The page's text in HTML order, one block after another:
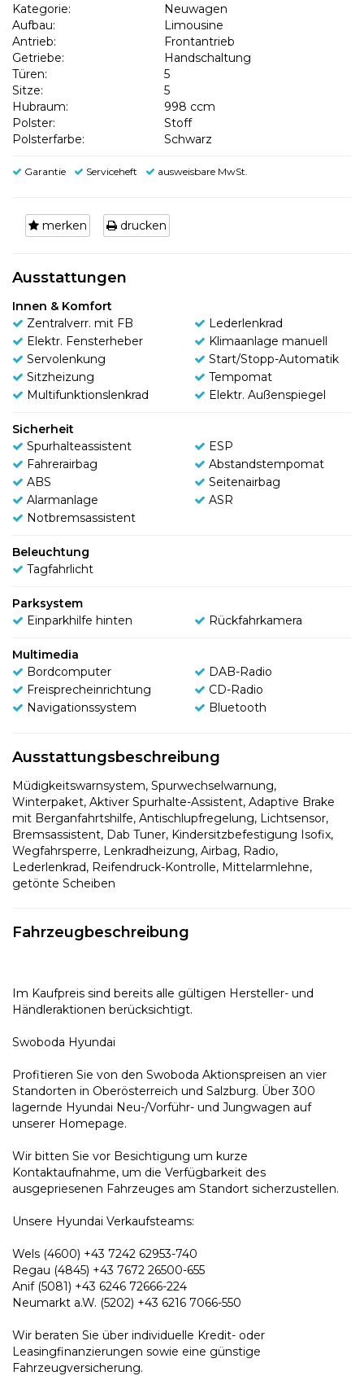
Kategorie:
Neuwagen
Aufbau:
Limousine
Antrieb:
Frontantrieb
Getriebe:
Handschaltung
Türen:
5
Sitze:
5
Hubraum:
998 ccm
Polster:
Stoff
Polsterfarbe:
Schwarz
Garantie Serviceheft ausweisbare MwSt.
merken drucken
Ausstattungen
Innen & Komfort
Zentralverr. mit FB
Lederlenkrad
Elektr. Fensterheber
Klimaanlage manuell
Servolenkung
Start/Stopp-Automatik
Sitzheizung
Tempomat
Multifunktionslenkrad
Elektr. Außenspiegel
Sicherheit
Spurhalteassistent
ESP
Fahrerairbag
Abstandstempomat
ABS
Seitenairbag
Alarmanlage
ASR
Notbremsassistent
Beleuchtung
Tagfahrlicht
Parksystem
Einparkhilfe hinten
Rückfahrkamera
Multimedia
Bordcomputer
DAB-Radio
Freisprecheinrichtung
CD-Radio
Navigationssystem
Bluetooth
Ausstattungsbeschreibung
Müdigkeitswarnsystem, Spurwechselwarnung,
Winterpaket, Aktiver Spurhalte-Assistent, Adaptive Brake
mit Berganfahrtshilfe, Antischlupfregelung, Lichtsensor,
Bremsassistent, Dab Tuner, Kindersitzbefestigung Isofix,
Wegfahrsperre, Lenkradheizung, Airbag, Radio,
Lederlenkrad, Reifendruck-Kontrolle, Mittelarmlehne,
getönte Scheiben
Fahrzeugbeschreibung
Im Kaufpreis sind bereits alle gültigen Hersteller- und
Händleraktionen berücksichtigt.
Swoboda Hyundai
Profitieren Sie von den Swoboda Aktionspreisen an vier
Standorten in Oberösterreich und Salzburg. Über 300
lagernde Hyundai Neu-/Vorführ- und Jungwagen auf
unserer Homepage.
Wir bitten Sie vor Besichtigung um kurze
Kontaktaufnahme, um die Verfügbarkeit des
ausgepriesenen Fahrzeuges am Standort sicherzustellen.
Unsere Hyundai Verkaufsteams:
Wels (4600) +43 7242 62953-740
Regau (4845) +43 7672 26500-655
Anif (5081) +43 6246 72666-224
Neumarkt a.W. (5202) +43 6216 7066-550
Wir beraten Sie über individuelle Kredit- oder
Leasingfinanzierungen sowie eine günstige
Fahrzeugversicherung.